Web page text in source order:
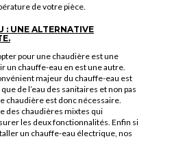
de votre pièce.
: UNE ALTERNATIVE
pour une chaudière est une
un chauffe-eau en est une autre.
majeur du chauffe-eau est
que de l’eau des sanitaires et non pas
chaudière est donc nécessaire.
des chaudières mixtes qui
les deux fonctionnalités. Enfin si
un chauffe-eau électrique, nos